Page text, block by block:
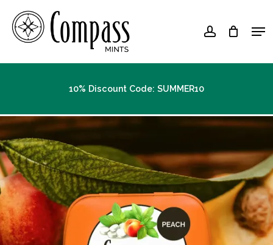
main
content
account
10% Discount Code: SUMMER10
Close